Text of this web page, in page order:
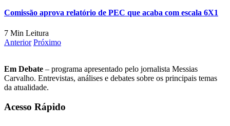
Comissão aprova relatório de PEC que acaba com escala 6X1
7 Min Leitura
Anterior Próximo
Em Debate – programa apresentado pelo jornalista Messias
Carvalho. Entrevistas, análises e debates sobre os principais temas
da atualidade.
Acesso Rápido